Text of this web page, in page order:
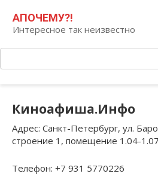
контенту
АПОЧЕМУ?!
Интересное так неизвестно
Киноафиша.Инфо
Адрес: Санкт-Петербург, ул.
строение 1, помещение 1.04-1.07
Телефон: +7 931 5770226